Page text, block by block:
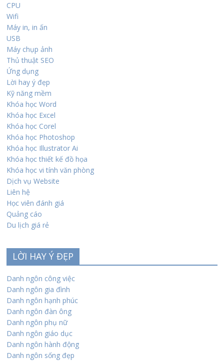
CPU
Wifi
Máy in, in ấn
USB
Máy chụp ảnh
Thủ thuật SEO
Ứng dụng
Lời hay ý đẹp
Kỹ năng mềm
Khóa học Word
Khóa học Excel
Khóa học Corel
Khóa học Photoshop
Khóa học Illustrator Ai
Khóa học thiết kế đồ họa
Khóa học vi tính văn phòng
Dịch vụ Website
Liên hệ
Học viên đánh giá
Quảng cáo
Du lịch giá rẻ
LỜI HAY Ý ĐẸP
Danh ngôn công việc
Danh ngôn gia đình
Danh ngôn hạnh phúc
Danh ngôn đàn ông
Danh ngôn phụ nữ
Danh ngôn giáo dục
Danh ngôn hành động
Danh ngôn sống đẹp